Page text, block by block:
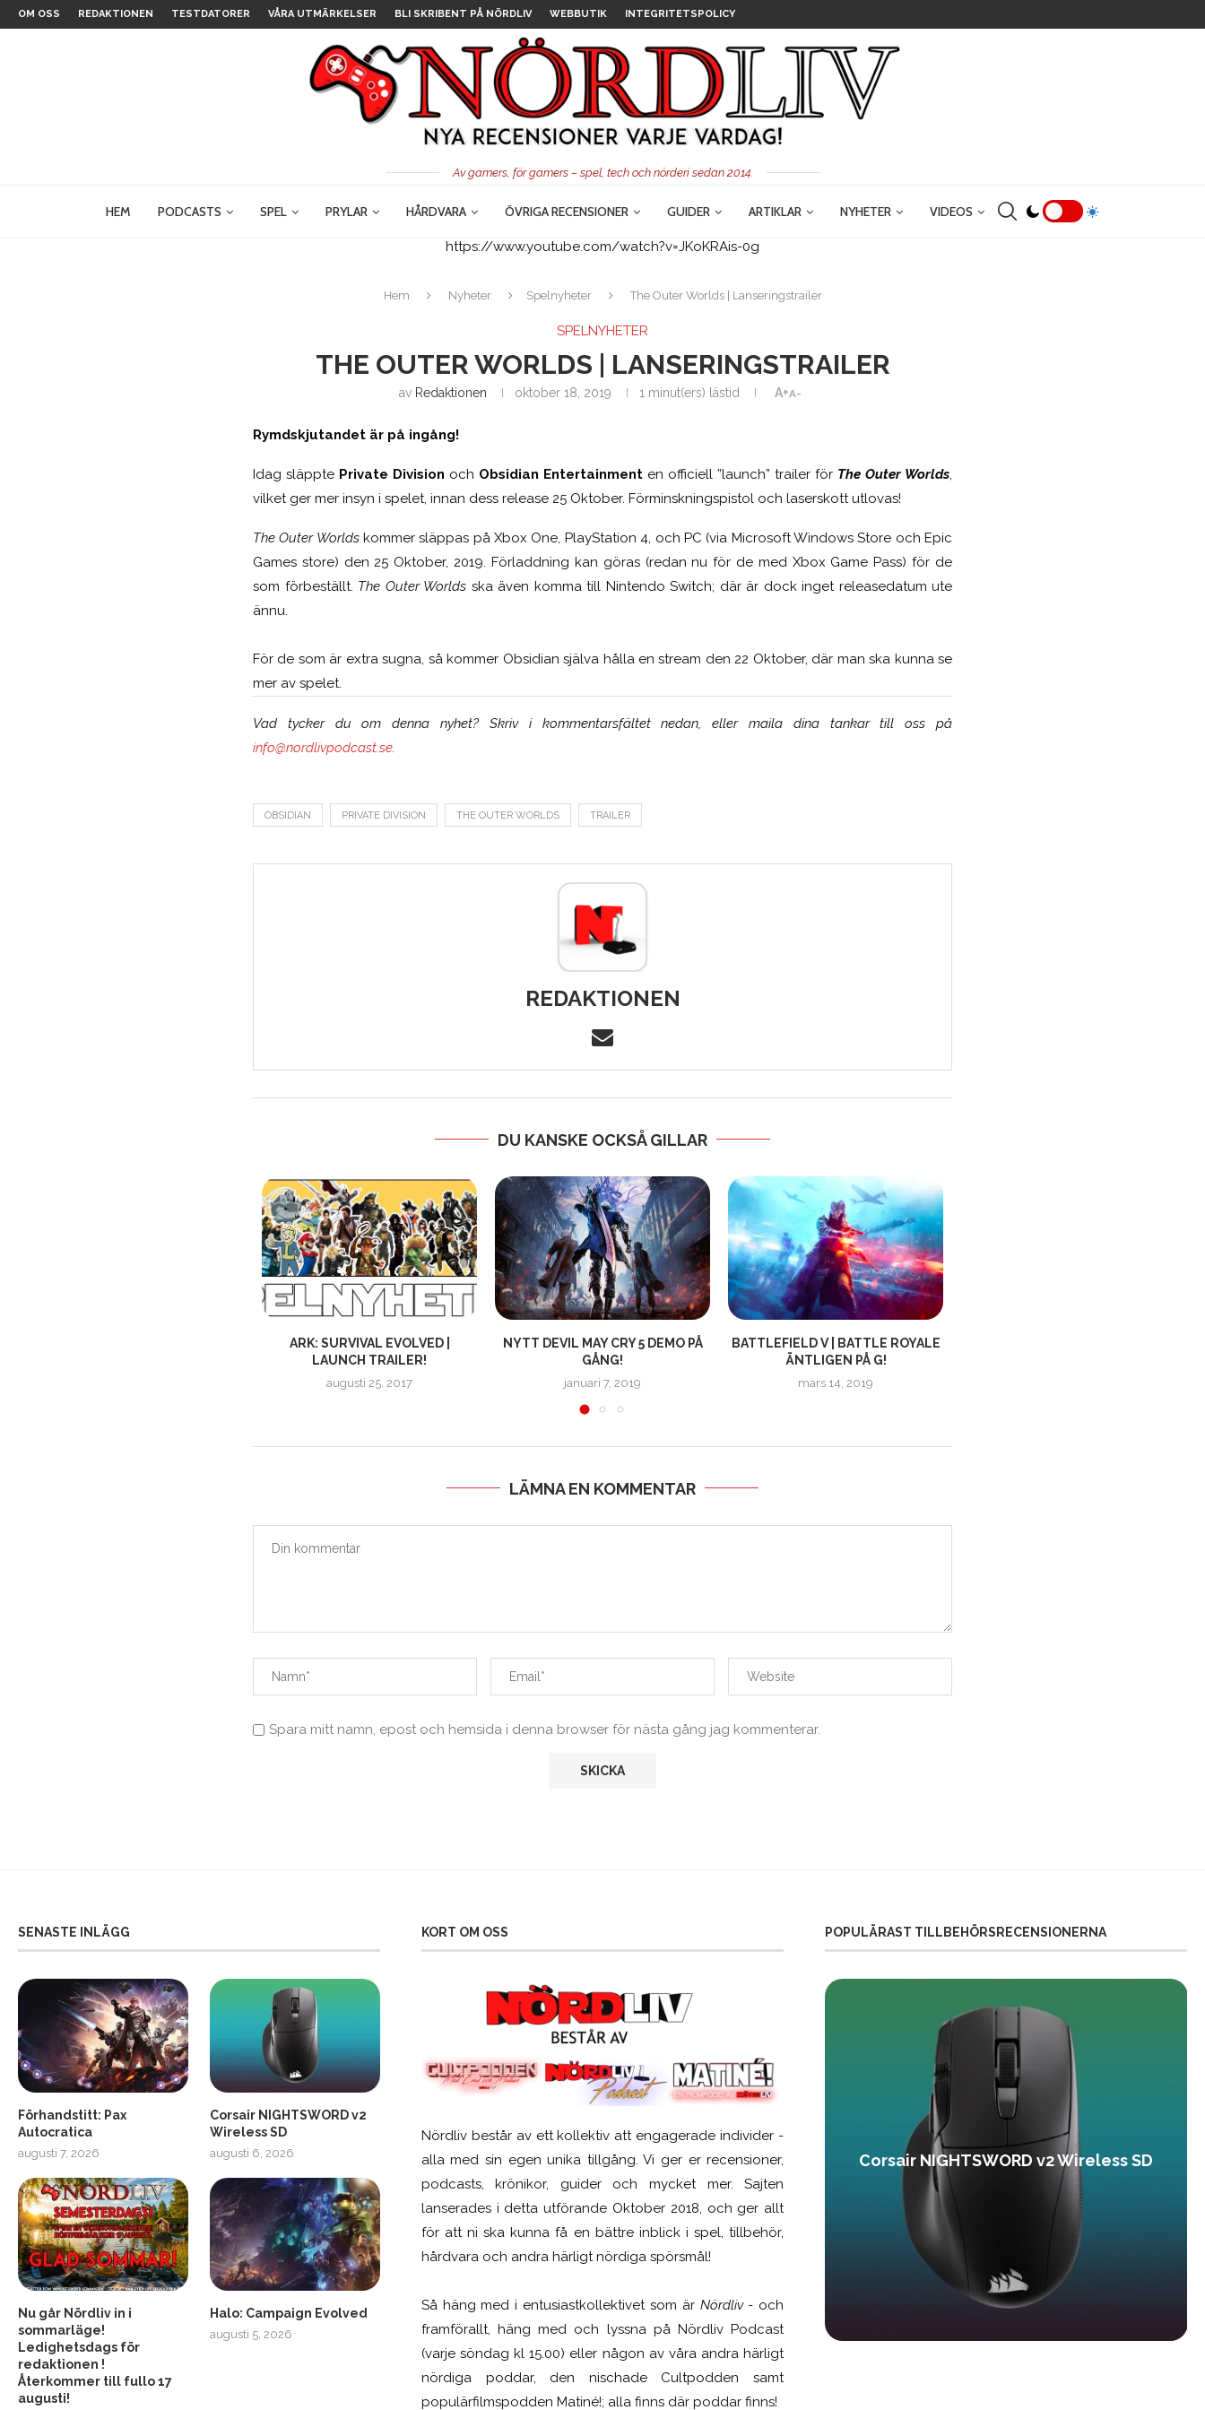
OM OSS REDAKTIONEN TESTDATORER VÅRA UTMÄRKELSER BLI SKRIBENT PÅ NÖRDLIV WEBBUTIK INTEGRITETSPOLICY
Av gamers, för gamers – spel, tech och nörderi sedan 2014.
HEM PODCASTS SPEL PRYLAR HÅRDVARA ÖVRIGA RECENSIONER GUIDER ARTIKLAR NYHETER VIDEOS
https://www.youtube.com/watch?v=JKoKRAis-0g
Hem Nyheter Spelnyheter The Outer Worlds | Lanseringstrailer
SPELNYHETER
THE OUTER WORLDS | LANSERINGSTRAILER
av Redaktionen oktober 18, 2019 1 minut(ers) lästid A+A-
Rymdskjutandet är på ingång!
Idag släppte Private Division och Obsidian Entertainment en officiell ”launch” trailer för The Outer Worlds,
vilket ger mer insyn i spelet, innan dess release 25 Oktober. Förminskningspistol och laserskott utlovas!
The Outer Worldskommer släppas på Xbox One, PlayStation 4, och PC (via Microsoft Windows Store och Epic
Games store) den 25 Oktober, 2019. Förladdning kan göras (redan nu för de med Xbox Game Pass) för de
som förbeställt. The Outer Worlds ska även komma till Nintendo Switch; där är dock inget releasedatum ute
ännu.
För de som är extra sugna, så kommer Obsidian själva hålla en stream den 22 Oktober, där man ska kunna se
mer av spelet.
Vad tycker du om denna nyhet? Skriv i kommentarsfältet nedan, eller maila dina tankar till oss på
info@nordlivpodcast.se.
OBSIDIAN PRIVATE DIVISION THE OUTER WORLDS TRAILER
REDAKTIONEN
DU KANSKE OCKSÅ GILLAR
ARK: SURVIVAL EVOLVED |
LAUNCH TRAILER!
augusti 25, 2017
NYTT DEVIL MAY CRY 5 DEMO PÅ
GÅNG!
januari 7, 2019
BATTLEFIELD V | BATTLE ROYALE
ÄNTLIGEN PÅ G!
mars 14, 2019
LÄMNA EN KOMMENTAR
Spara mitt namn, epost och hemsida i denna browser för nästa gång jag kommenterar.
SENASTE INLÄGG
Förhandstitt: Pax
Autocratica
augusti 7, 2026
Corsair NIGHTSWORD v2
Wireless SD
augusti 6, 2026
Nu går Nördliv in i
sommarläge!
Ledighetsdags för
redaktionen !
Återkommer till fullo 17
augusti!
Halo: Campaign Evolved
augusti 5, 2026
KORT OM OSS
Nördliv består av ett kollektiv att engagerade individer -
alla med sin egen unika tillgång. Vi ger er recensioner,
podcasts, krönikor, guider och mycket mer. Sajten
lanserades i detta utförande Oktober 2018, och ger allt
för att ni ska kunna få en bättre inblick i spel, tillbehör,
hårdvara och andra härligt nördiga spörsmål!
Så häng med i entusiastkollektivet som är Nördliv- och
framförallt, häng med och lyssna på Nördliv Podcast
(varje söndag kl 15.00) eller någon av våra andra härligt
nördiga poddar, den nischade Cultpodden samt
populärfilmspodden Matiné!; alla finns där poddar finns!
POPULÄRAST TILLBEHÖRSRECENSIONERNA
Soundcore Liberty 5 Pro SCUF Gaming Omega Corsair NIGHTSWORD v2 Wireless SD